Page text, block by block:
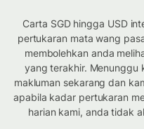
Carta SGD hingga USD
pertukaran mata wang
membolehkan anda
yang terakhir. Menunggu
makluman sekarang dan
apabila kadar pertukaran
harian kami, anda tidak